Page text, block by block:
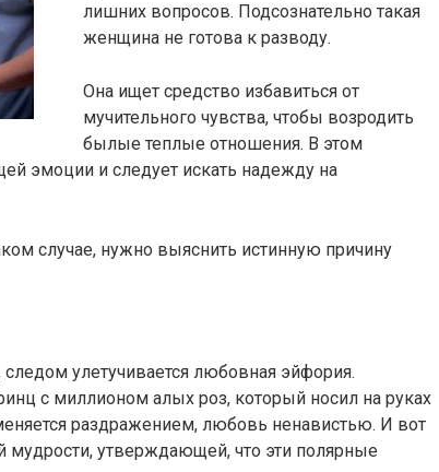
лишних вопросов. Подсознательно такая
женщина не готова к разводу.
Она ищет средство избавиться от
мучительного чувства, чтобы возродить
былые теплые отношения. В этом
эмоции и следует искать надежду на
случае, нужно выяснить истинную причину
улетучивается любовная эйфория.
с миллионом алых роз, который носил на руках
раздражением, любовь ненавистью. И вот
мудрости, утверждающей, что эти полярные